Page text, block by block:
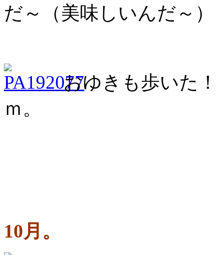
だ～（美味しいんだ～）
おゆきも歩いた！
ｍ。
10月。